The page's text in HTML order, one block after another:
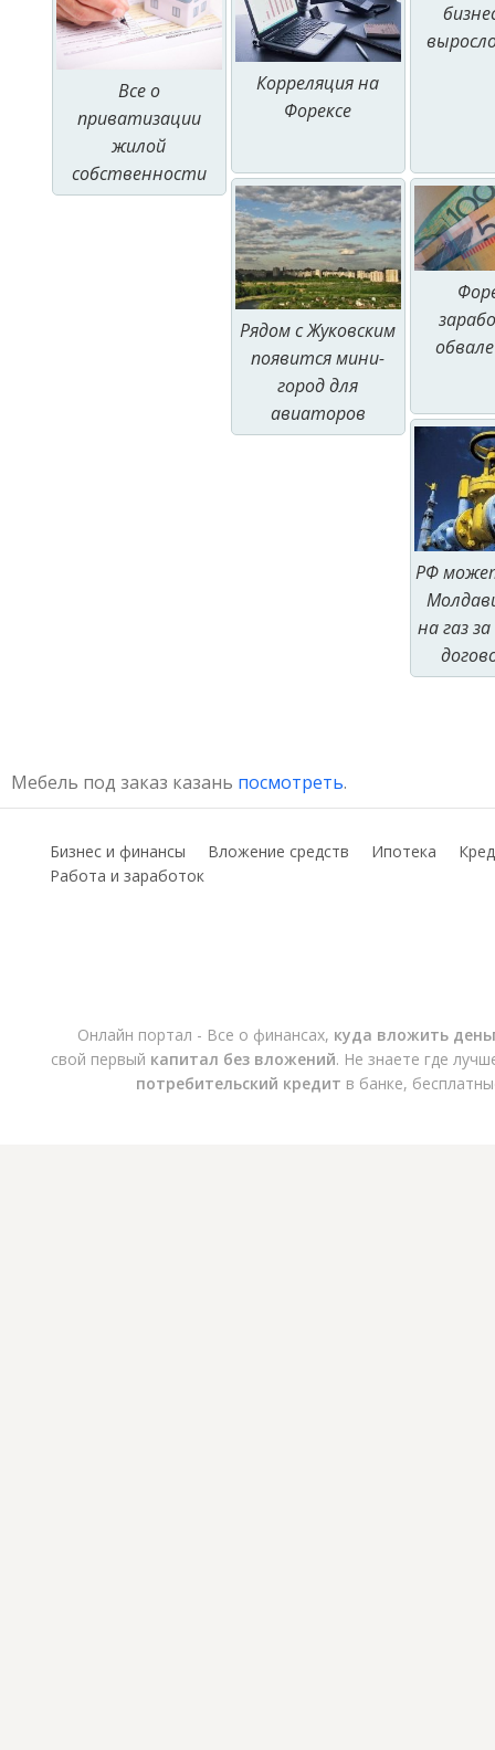
Все о
приватизации
жилой
собственности
Корреляция на
Форексе
Рядом с Жуковским
появится мини-
город для
авиаторов
РФ
на газ
Мебель под заказ казань посмотреть.
Бизнес и финансы Вложение средств Ипотека
Работа и заработок
Онлайн портал - Все о финансах, куда вложить
свой первый капитал без вложений. Не знаете где
потребительский кредит в банке,